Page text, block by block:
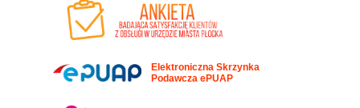
Elektroniczna Skrzynka
Podawcza ePUAP